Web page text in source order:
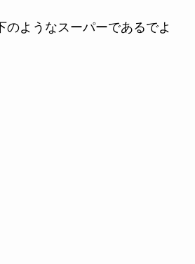
のようなスーパーであるでよ